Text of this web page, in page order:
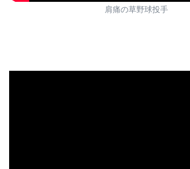
肩痛の草野球投手